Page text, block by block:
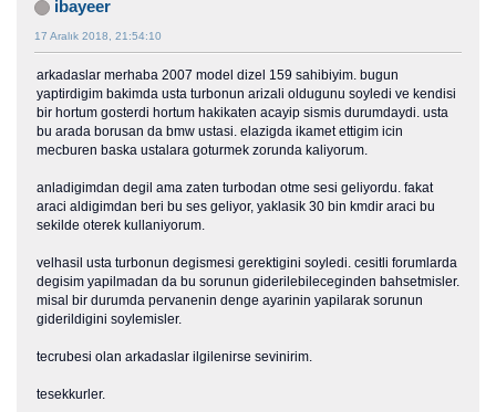
ibayeer
17 Aralık 2018, 21:54:10
arkadaslar merhaba 2007 model dizel 159 sahibiyim. bugun
yaptirdigim bakimda usta turbonun arizali oldugunu soyledi ve kendisi
bir hortum gosterdi hortum hakikaten acayip sismis durumdaydi. usta
bu arada borusan da bmw ustasi. elazigda ikamet ettigim icin
mecburen baska ustalara goturmek zorunda kaliyorum.
anladigimdan degil ama zaten turbodan otme sesi geliyordu. fakat
araci aldigimdan beri bu ses geliyor, yaklasik 30 bin kmdir araci bu
sekilde oterek kullaniyorum.
velhasil usta turbonun degismesi gerektigini soyledi. cesitli forumlarda
degisim yapilmadan da bu sorunun giderilebileceginden bahsetmisler.
misal bir durumda pervanenin denge ayarinin yapilarak sorunun
giderildigini soylemisler.
tecrubesi olan arkadaslar ilgilenirse sevinirim.
tesekkurler.